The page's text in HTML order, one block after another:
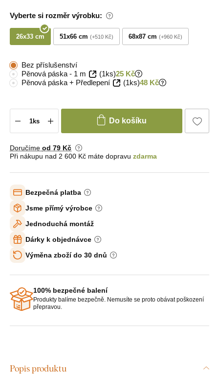
Vyberte si rozměr výrobku:
26x33 cm 51x66 cm +510 Kč 68x87 cm +960 Kč
Bez příslušenství
Pěnová páska - 1 m
(1ks)25 Kč
Pěnová páska + Předlepení
(1ks)48 Kč
Do košíku
Doručíme od 79 Kč
Při nákupu nad 2 600 Kč máte dopravu zdarma
Bezpečná platba
Jsme přímý výrobce
Jednoduchá montáž
Dárky k objednávce
Výměna zboží do 30 dnů
100% bezpečné balení
Produkty balíme bezpečně. Nemusíte se proto obávat poškození
přepravou.
Popis produktu